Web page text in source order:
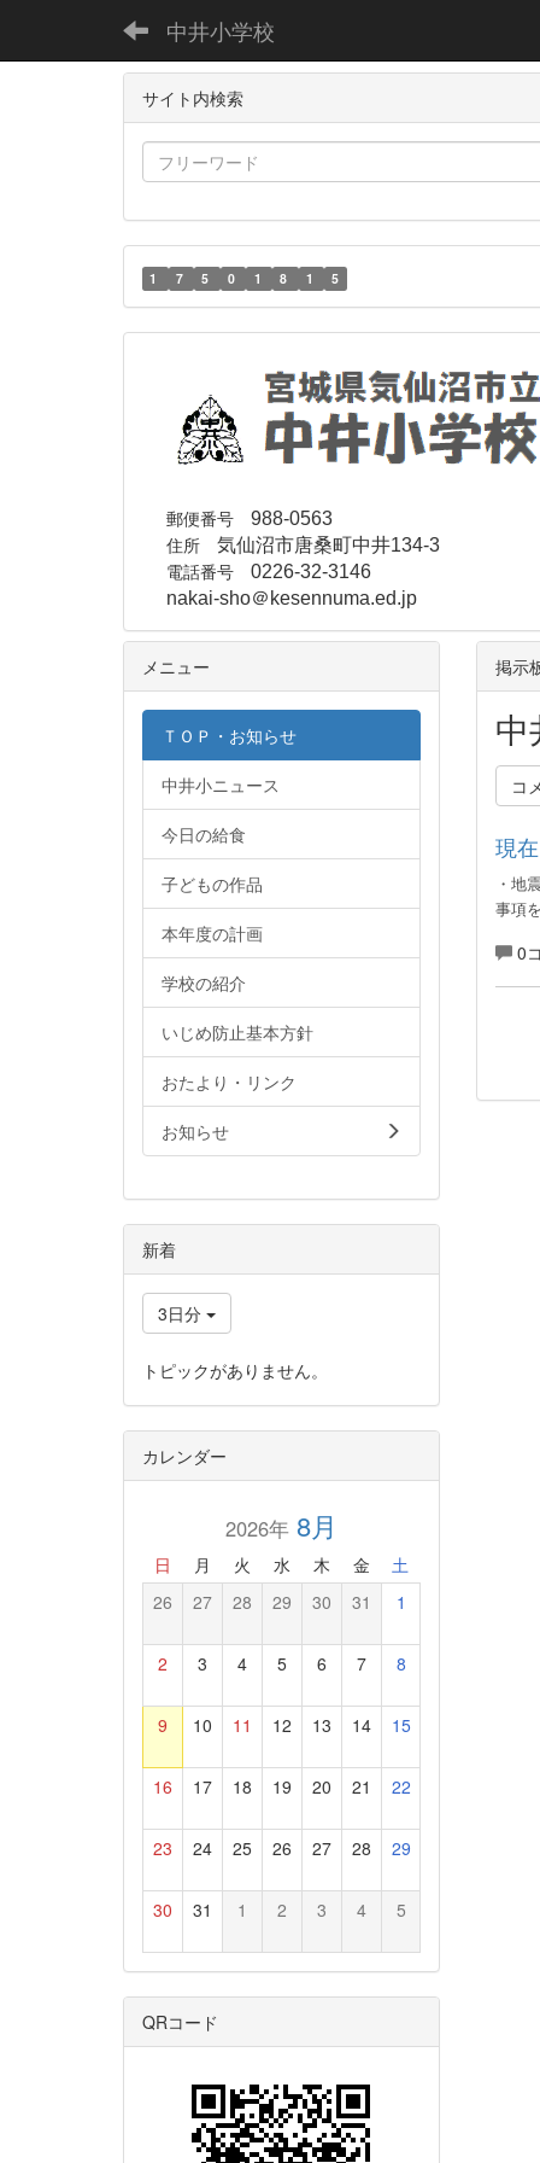
中井小学校
サイト内検索
1 7 5 0 1 8 1 5
郵便番号 988-0563
住所 気仙沼市唐桑町中井134-3
電話番号 0226-32-3146
nakai-sho＠kesennuma.ed.jp
掲示
中
コ
現
・地
事項
0
メニュー
ＴＯＰ・お知らせ
中井小ニュース
今日の給食
子どもの作品
本年度の計画
学校の紹介
いじめ防止基本方針
おたより・リンク
お知らせ
新着
3日分
トピックがありません。
カレンダー
2026年8月
日 月 火 水 木 金 土
26 27 28 29 30 31 1
2 3 4 5 6 7 8
9 10 11 12 13 14 15
16 17 18 19 20 21 22
23 24 25 26 27 28 29
30 31 1 2 3 4 5
QRコード